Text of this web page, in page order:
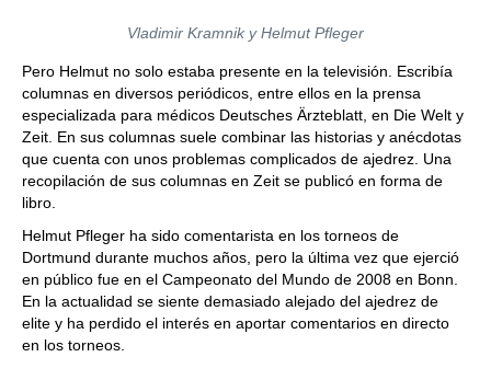
Vladimir Kramnik y Helmut Pfleger
Pero Helmut no solo estaba presente en la televisión. Escribía
columnas en diversos periódicos, entre ellos en la prensa
especializada para médicos Deutsches Ärzteblatt, en Die Welt y
Zeit. En sus columnas suele combinar las historias y anécdotas
que cuenta con unos problemas complicados de ajedrez. Una
recopilación de sus columnas en Zeit se publicó en forma de
libro.
Helmut Pfleger ha sido comentarista en los torneos de
Dortmund durante muchos años, pero la última vez que ejerció
en público fue en el Campeonato del Mundo de 2008 en Bonn.
En la actualidad se siente demasiado alejado del ajedrez de
elite y ha perdido el interés en aportar comentarios en directo
en los torneos.